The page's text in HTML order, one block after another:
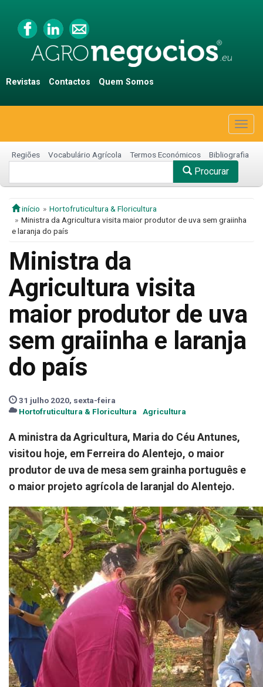
Revistas Contactos Quem Somos
Regiões Vocabulário Agrícola Termos Económicos Bibliografia
Procurar
início
Hortofruticultura & Floricultura
Ministra da Agricultura visita maior produtor de uva sem graiinha
e laranja do país
Ministra da
Agricultura visita
maior produtor de uva
sem graiinha e laranja
do país
31 julho 2020, sexta-feira
Hortofruticultura & Floricultura
Agricultura
A ministra da Agricultura, Maria do Céu Antunes,
visitou hoje, em Ferreira do Alentejo, o maior
produtor de uva de mesa sem grainha português e
o maior projeto agrícola de laranjal do Alentejo.